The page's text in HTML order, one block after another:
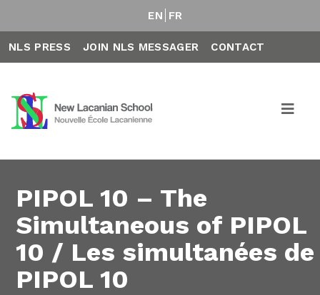
EN FR
NLS PRESS JOIN NLS MESSAGER CONTACT
PIPOL 10 – The
Simultaneous of PIPOL
10 / Les simultanées de
PIPOL 10